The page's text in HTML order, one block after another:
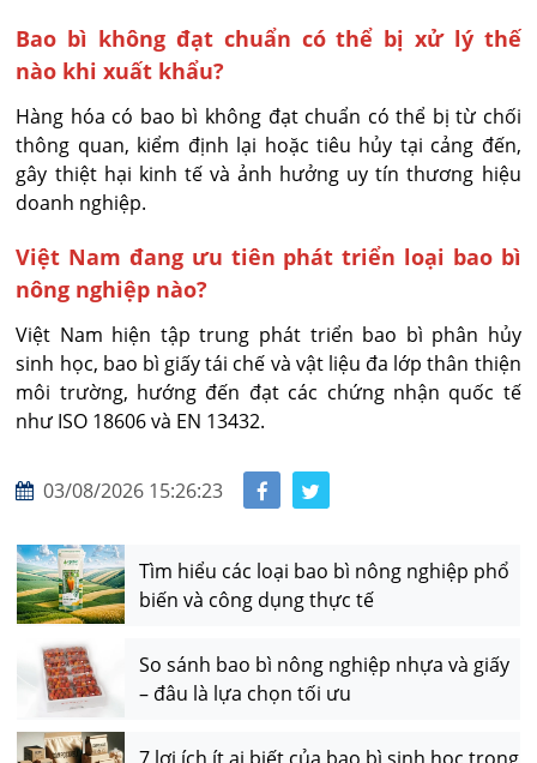
Bao bì không đạt chuẩn có thể bị xử lý thế
nào khi xuất khẩu?
Hàng hóa có bao bì không đạt chuẩn có thể bị từ chối
thông quan, kiểm định lại hoặc tiêu hủy tại cảng đến,
gây thiệt hại kinh tế và ảnh hưởng uy tín thương hiệu
doanh nghiệp.
Việt Nam đang ưu tiên phát triển loại bao bì
nông nghiệp nào?
Việt Nam hiện tập trung phát triển bao bì phân hủy
sinh học, bao bì giấy tái chế và vật liệu đa lớp thân thiện
môi trường, hướng đến đạt các chứng nhận quốc tế
như ISO 18606 và EN 13432.
03/08/2026 15:26:23
Tìm hiểu các loại bao bì nông nghiệp phổ
biến và công dụng thực tế
So sánh bao bì nông nghiệp nhựa và giấy
– đâu là lựa chọn tối ưu